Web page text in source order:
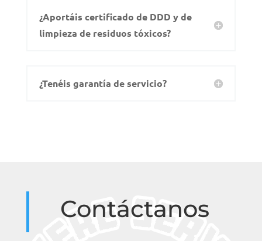
¿Aportáis certificado de DDD y de
limpieza de residuos tóxicos?
¿Tenéis garantía de servicio?
Contáctanos